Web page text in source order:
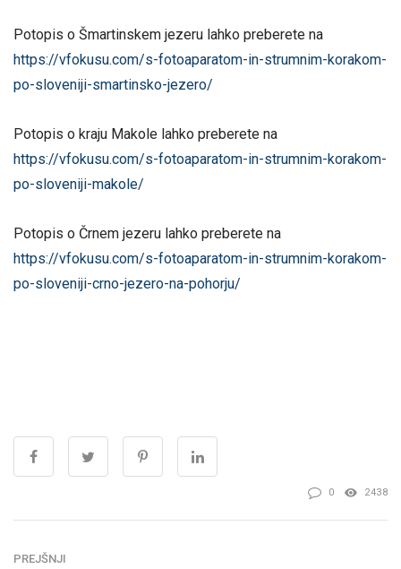
Potopis o Šmartinskem jezeru lahko preberete na
https://vfokusu.com/s-fotoaparatom-in-strumnim-korakom-
po-sloveniji-smartinsko-jezero/
Potopis o kraju Makole lahko preberete na
https://vfokusu.com/s-fotoaparatom-in-strumnim-korakom-
po-sloveniji-makole/
Potopis o Črnem jezeru lahko preberete na
https://vfokusu.com/s-fotoaparatom-in-strumnim-korakom-
po-sloveniji-crno-jezero-na-pohorju/
0 2438
PREJŠNJI